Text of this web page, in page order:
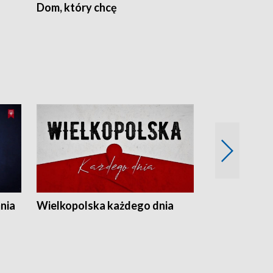
Dom, który chcę
Wielkopolska każdego dnia